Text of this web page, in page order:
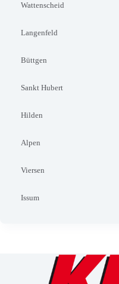
Wattenscheid
Langenfeld
Büttgen
Sankt Hubert
Hilden
Alpen
Viersen
Issum